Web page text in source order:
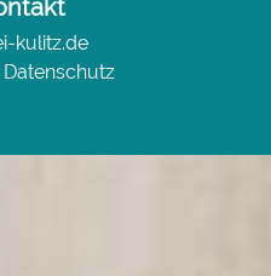
kulitz.de
Datenschutz